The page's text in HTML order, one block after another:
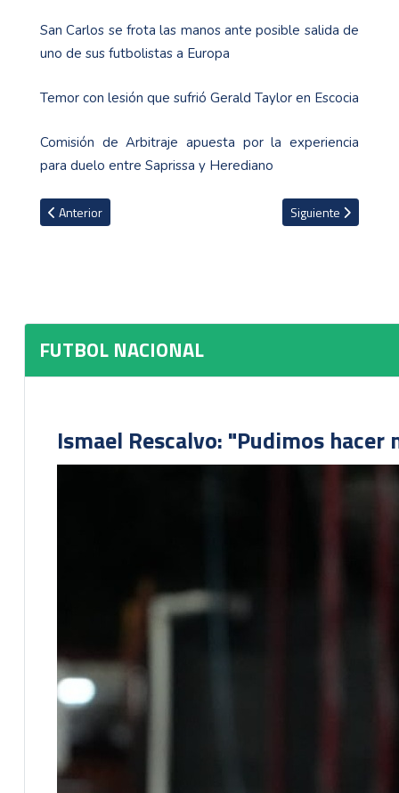
San Carlos se frota las manos ante posible salida de
uno de sus futbolistas a Europa
Temor con lesión que sufrió Gerald Taylor en Escocia
Comisión de Arbitraje apuesta por la experiencia
para duelo entre Saprissa y Herediano
Artículo anterior: El cuestionamiento de David Faitelson en el
Anterior Artículo siguiente:
Siguiente
FUTBOL NACIONAL
Ismael Rescalvo: "Pudimos